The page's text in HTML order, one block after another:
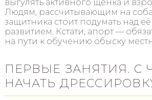
выгулять активного щенка и
Людям, рассчитывающим на
защитника стоит подумать над
развитием. Кстати, апорт —
на пути к обучению обыску
ПЕРВЫЕ ЗАНЯТИЯ. С
НАЧАТЬ